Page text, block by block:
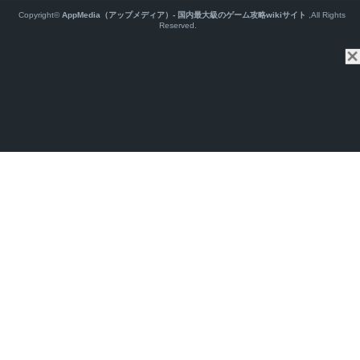
Copyright©AppMedia（アップメディア）- 国内最大級のゲーム攻略wikiサイト
,All Rights
Reserved.